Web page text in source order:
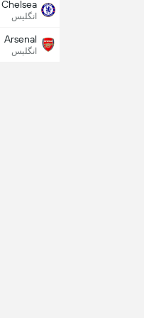
Chelsea
انگلیس
Arsenal
انگلیس